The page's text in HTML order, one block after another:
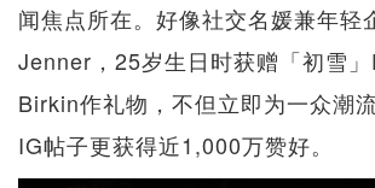
闻焦点所在。好像社交名媛兼年轻
Jenner，25岁生日时获赠「初雪
Birkin作礼物，不但立即为一众潮
IG帖子更获得近1,000万赞好。